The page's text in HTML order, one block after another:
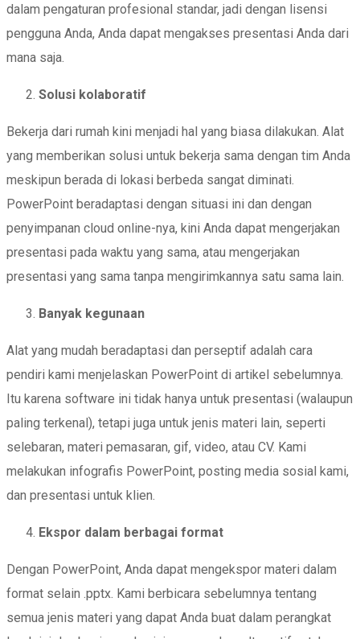
dalam pengaturan profesional standar, jadi dengan lisensi
pengguna Anda, Anda dapat mengakses presentasi Anda dari
mana saja.
Solusi kolaboratif
Bekerja dari rumah kini menjadi hal yang biasa dilakukan. Alat
yang memberikan solusi untuk bekerja sama dengan tim Anda
meskipun berada di lokasi berbeda sangat diminati.
PowerPoint beradaptasi dengan situasi ini dan dengan
penyimpanan cloud online-nya, kini Anda dapat mengerjakan
presentasi pada waktu yang sama, atau mengerjakan
presentasi yang sama tanpa mengirimkannya satu sama lain.
Banyak kegunaan
Alat yang mudah beradaptasi dan perseptif adalah cara
pendiri kami menjelaskan PowerPoint di artikel sebelumnya.
Itu karena software ini tidak hanya untuk presentasi (walaupun
paling terkenal), tetapi juga untuk jenis materi lain, seperti
selebaran, materi pemasaran, gif, video, atau CV. Kami
melakukan infografis PowerPoint, posting media sosial kami,
dan presentasi untuk klien.
Ekspor dalam berbagai format
Dengan PowerPoint, Anda dapat mengekspor materi dalam
format selain .pptx. Kami berbicara sebelumnya tentang
semua jenis materi yang dapat Anda buat dalam perangkat